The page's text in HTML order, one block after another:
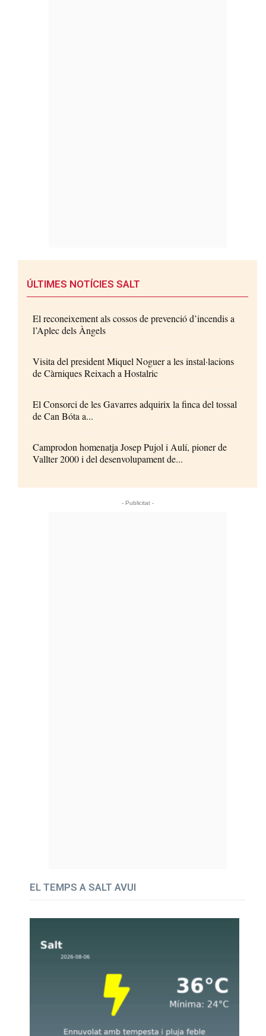
ÚLTIMES NOTÍCIES SALT
El reconeixement als cossos de prevenció d’incendis a
l’Aplec dels Àngels
Visita del president Miquel Noguer a les instal·lacions
de Càrniques Reixach a Hostalric
El Consorci de les Gavarres adquirix la finca del tossal
de Can Bóta a...
Camprodon homenatja Josep Pujol i Aulí, pioner de
Vallter 2000 i del desenvolupament de...
- Publicitat -
EL TEMPS A SALT AVUI